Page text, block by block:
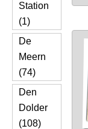
Station
(1)
De
Meern
(74)
Den
Dolder
(108)